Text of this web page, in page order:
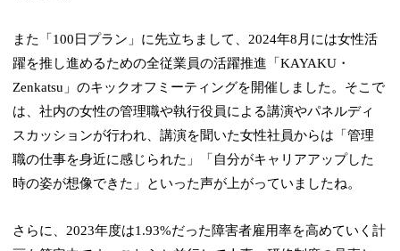
また「100日プラン」に先立ちまして、2024年8月には女性活
躍を推し進めるための全従業員の活躍推進「KAYAKU・
Zenkatsu」のキックオフミーティングを開催しました。そこで
は、社内の女性の管理職や執行役員による講演やパネルディ
スカッションが行われ、講演を聞いた女性社員からは「管理
職の仕事を身近に感じられた」「自分がキャリアアップした
時の姿が想像できた」といった声が上がっていましたね。
さらに、2023年度は1.93%だった障害者雇用率を高めていく計